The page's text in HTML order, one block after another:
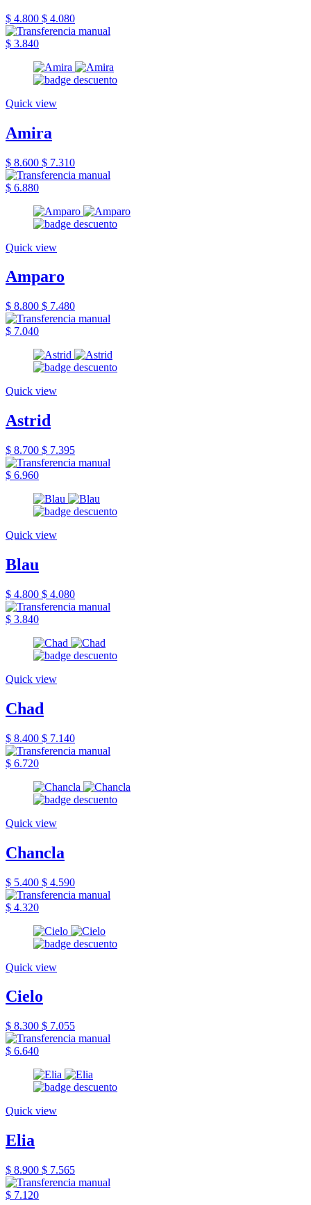
$ 4.800 $ 4.080
$ 3.840
Quick view
Amira
$ 8.600 $ 7.310
$ 6.880
Quick view
Amparo
$ 8.800 $ 7.480
$ 7.040
Quick view
Astrid
$ 8.700 $ 7.395
$ 6.960
Quick view
Blau
$ 4.800 $ 4.080
$ 3.840
Quick view
Chad
$ 8.400 $ 7.140
$ 6.720
Quick view
Chancla
$ 5.400 $ 4.590
$ 4.320
Quick view
Cielo
$ 8.300 $ 7.055
$ 6.640
Quick view
Elia
$ 8.900 $ 7.565
$ 7.120